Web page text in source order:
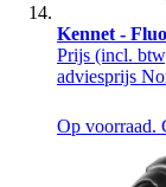
Kennet -
Prijs (incl.
adviesprijs
Op voorraad.